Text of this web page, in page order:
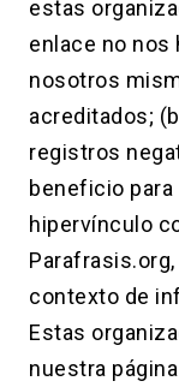
estas
enlace no nos
nosotros
acreditados;
registros
beneficio
hipervínculo
contexto de
Estas
nuestra